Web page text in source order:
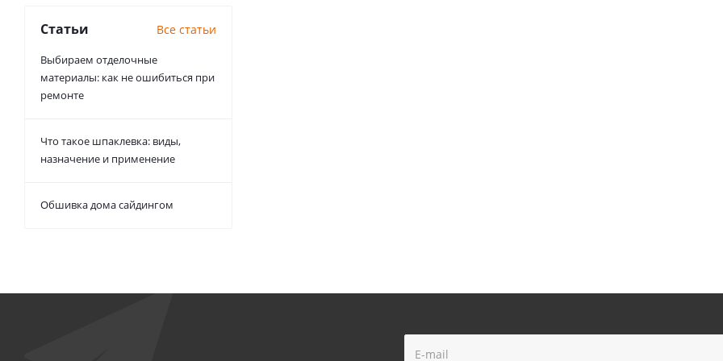
Статьи Все статьи
Выбираем отделочные
материалы: как не ошибиться при
ремонте
Что такое шпаклевка: виды,
назначение и применение
Обшивка дома сайдингом